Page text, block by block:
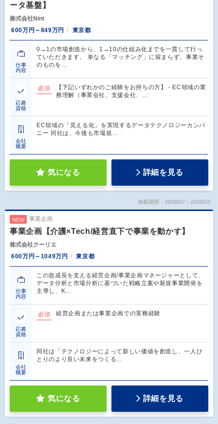
ータ基盤】
株式会社Nint
600万円～849万円
東京都
仕事
内容
0→1の市場創造から、1→10の仕組み化までを一貫して行っ
ていただきます。 単なる「マッチング」に留まらず、事業そ
のものを…
応募
資格
必須
【下記いずれかのご経験をお持ちの方】 - EC領域の業
務理解（事業会社、支援会社、…
会社
概要
EC領域の「見える化」を実現するデータテクノロジーカンパ
ニー 同社は、今後も市場規…
気になる 詳細を見る
掲載期間：26/08/07～26/08/20
NEW 事業企画
事業企画【介護×Tech/経営直下で事業を動かす】
株式会社クーリエ
600万円～1049万円
東京都
仕事
内容
この急成長を支える経営企画/事業企画マネージャーとして、
データ分析と市場分析に基づいた戦略立案や新規事業開発を
主導し、K…
応募
資格
必須 経営企画または事業企画での実務経験
会社
概要
同社は「テクノロジーによって新しい価値を創造し、一人ひ
とりのより良い未来をつくる…
気になる 詳細を見る